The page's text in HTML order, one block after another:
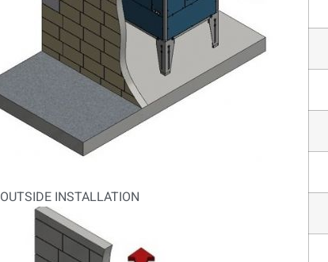
OUTSIDE INSTALLATION​